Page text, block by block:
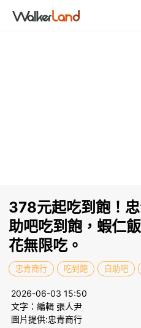
378元起吃到飽！
助吧吃到飽，蝦仁
花無限吃。
忠青商行 吃到飽 自助吧
2026-06-03 15:50
文字：編輯 張人尹
圖片提供:忠青商行